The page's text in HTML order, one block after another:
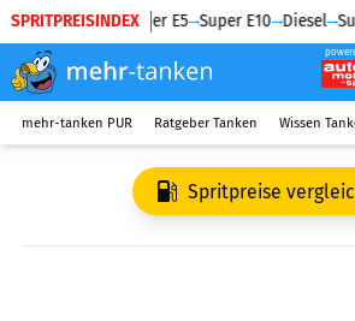
SPRITPREISINDEX
Diesel Super E5 Super E10 Diesel
mehr-tanken PUR Ratgeber Tanken Wissen
Spritpreise